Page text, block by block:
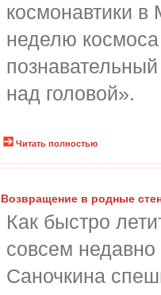
космонавтики
неделю
над головой».
Читать полностью
Возвращение в родные
Как быстро
совсем
Саночкина